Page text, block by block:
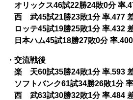
オリックス46試22勝24敗0分 率
西 武45試21勝23敗1分 率.477
ロッテ45試19勝25敗1分 率.432
日本ハム45試18勝27敗0分 率
・交流戦後
楽 天60試35勝24敗1分 率.593
ソフトバンク61試34勝26敗1分
西 武63試30勝32敗1分 率.484